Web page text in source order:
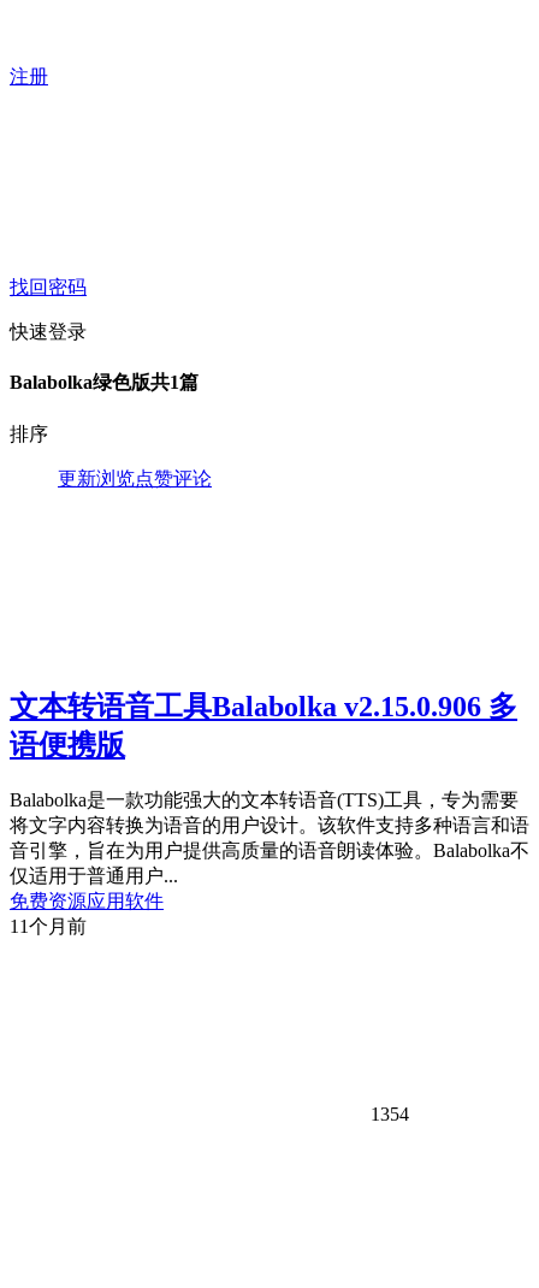
注册
找回密码
快速登录
Balabolka绿色版共1篇
排序
更新浏览点赞评论
文本转语音工具Balabolka v2.15.0.906 多
语便携版
Balabolka是一款功能强大的文本转语音(TTS)工具，专为需要
将文字内容转换为语音的用户设计。该软件支持多种语言和语
音引擎，旨在为用户提供高质量的语音朗读体验。Balabolka不
仅适用于普通用户...
免费资源应用软件
11个月前
1354